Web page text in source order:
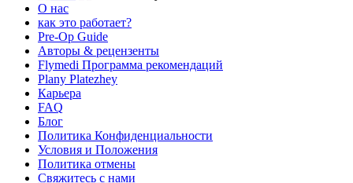
О нас
как это работает?
Pre-Op Guide
Авторы & рецензенты
Flymedi Программа рекомендаций
Plany Platezhey
Карьера
FAQ
Блог
Политика Конфиденциальности
Условия и Положения
Политика отмены
Свяжитесь с нами